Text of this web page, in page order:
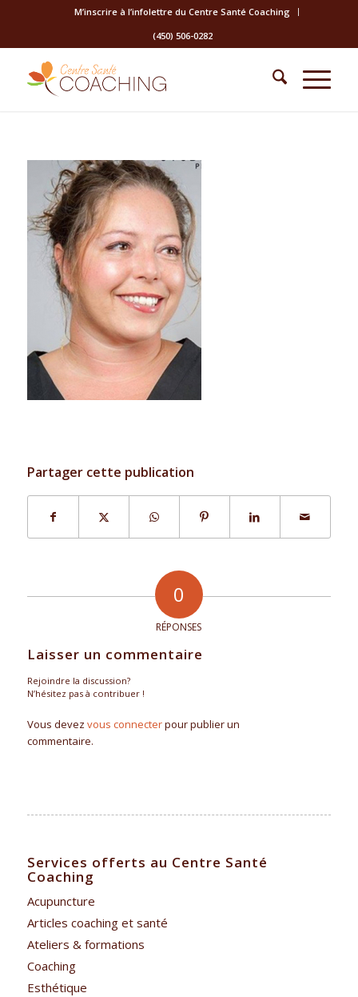
M’inscrire à l’infolettre du Centre Santé Coaching
(450) 506-0282
Partager cette publication
0
RÉPONSES
Laisser un commentaire
Rejoindre la discussion?
N’hésitez pas à contribuer !
Vous devez vous connecterpour publier un
commentaire.
Services offerts au Centre Santé
Coaching
Acupuncture
Articles coaching et santé
Ateliers & formations
Coaching
Esthétique